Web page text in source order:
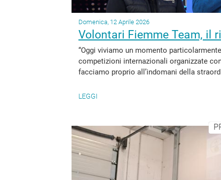
Domenica, 12 Aprile 2026
Volontari Fiemme Team, il
“Oggi viviamo un momento
competizioni internazionali organizzate
facciamo proprio all’indomani della
LEGGI